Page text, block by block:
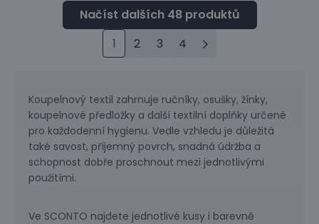
1 2 3 4
Koupelnový textil zahrnuje ručníky, osušky, žínky,
koupelnové předložky a další textilní doplňky určené
pro každodenní hygienu. Vedle vzhledu je důležitá
také savost, příjemný povrch, snadná údržba a
schopnost dobře proschnout mezi jednotlivými
použitími.
Ve SCONTO najdete jednotlivé kusy i barevně